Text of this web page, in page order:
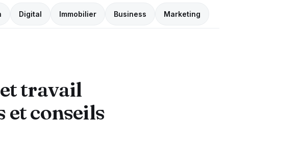
Digital Immobilier Business Marketing
travail
et conseils